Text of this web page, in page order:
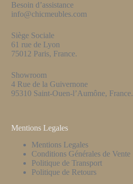
Besoin d’assistance
info@chicmeubles.com
Siège Sociale
61 rue de Lyon
75012 Paris, France.
Showroom
4 Rue de la Guivernone
95310 Saint-Ouen-l’Aumône, France.
Mentions Legales
Mentions Legales
Conditions Générales de Vente
Politique de Transport
Politique de Retours